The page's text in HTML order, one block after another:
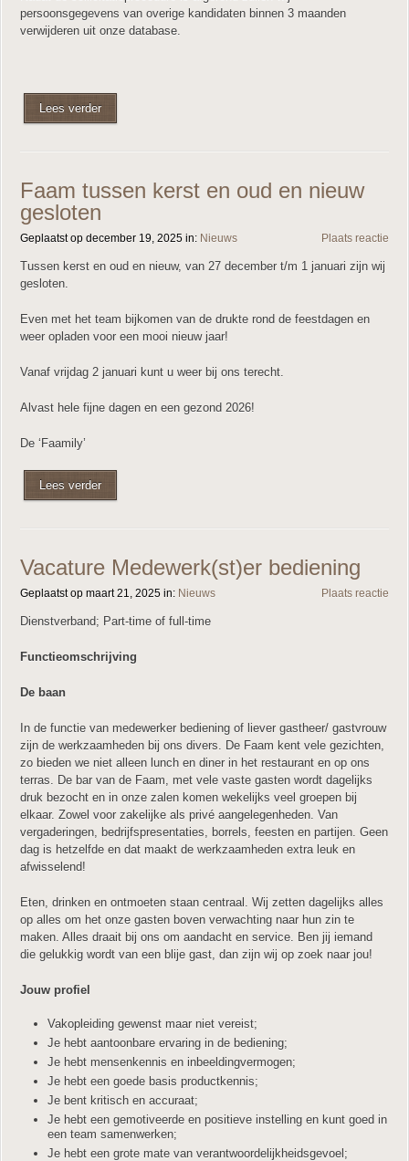
persoonsgegevens van overige kandidaten binnen 3 maanden
verwijderen uit onze database.
Lees verder
Faam tussen kerst en oud en nieuw
gesloten
Geplaatst op december 19, 2025 in: Nieuws Plaats reactie
Tussen kerst en oud en nieuw, van 27 december t/m 1 januari zijn wij
gesloten.
Even met het team bijkomen van de drukte rond de feestdagen en
weer opladen voor een mooi nieuw jaar!
Vanaf vrijdag 2 januari kunt u weer bij ons terecht.
Alvast hele fijne dagen en een gezond 2026!
De ‘Faamily’
Lees verder
Vacature Medewerk(st)er bediening
Geplaatst op maart 21, 2025 in: Nieuws Plaats reactie
Dienstverband; Part-time of full-time
Functieomschrijving
De baan
In de functie van medewerker bediening of liever gastheer/ gastvrouw
zijn de werkzaamheden bij ons divers. De Faam kent vele gezichten,
zo bieden we niet alleen lunch en diner in het restaurant en op ons
terras. De bar van de Faam, met vele vaste gasten wordt dagelijks
druk bezocht en in onze zalen komen wekelijks veel groepen bij
elkaar. Zowel voor zakelijke als privé aangelegenheden. Van
vergaderingen, bedrijfspresentaties, borrels, feesten en partijen. Geen
dag is hetzelfde en dat maakt de werkzaamheden extra leuk en
afwisselend!
Eten, drinken en ontmoeten staan centraal. Wij zetten dagelijks alles
op alles om het onze gasten boven verwachting naar hun zin te
maken. Alles draait bij ons om aandacht en service. Ben jij iemand
die gelukkig wordt van een blije gast, dan zijn wij op zoek naar jou!
Jouw profiel
Vakopleiding gewenst maar niet vereist;
Je hebt aantoonbare ervaring in de bediening;
Je hebt mensenkennis en inbeeldingvermogen;
Je hebt een goede basis productkennis;
Je bent kritisch en accuraat;
Je hebt een gemotiveerde en positieve instelling en kunt goed in
een team samenwerken;
Je hebt een grote mate van verantwoordelijkheidsgevoel;